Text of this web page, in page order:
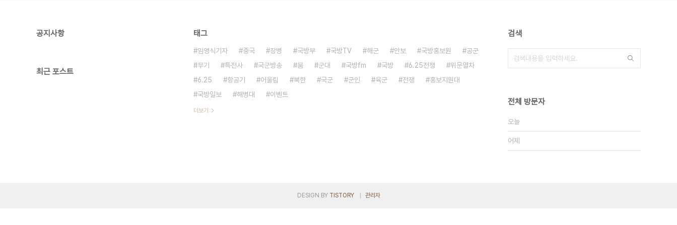
공지사항
최근 포스트
태그
임영식기자 중국 장병 국방부 국방TV 해군 안보 국방홍보원
공군
무기
특전사 국군방송 붐 군대 국방fm 국방 6.25전쟁
위문열차
6.25
항공기 어울림 북한 국군 군인 육군 전쟁
홍보지원대
국방일보
해병대 이벤트
더보기
검색
전체 방문자
오늘
어제
DESIGN BY TISTORY 관리자